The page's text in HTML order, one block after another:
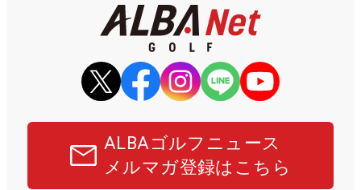
ALBAゴルフニュース
メルマガ登録はこちら